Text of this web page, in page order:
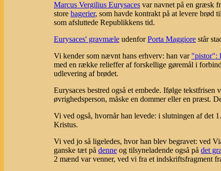
Marcus Vergilius Eurysaces var navnet på en græsk
store bagerier, som havde kontrakt på at levere brød
som afsluttede Republikkens tid.
Eurysaces' gravmæle udenforPorta Maggiore står
Vi kender som nævnt hans erhverv: han var "pistor":
med en række relieffer af forskellige gøremål i
udlevering af brødet.
Eurysaces bestred også et embede. Ifølge
øvrighedsperson, måske en dommer eller en præst.
Vi ved også, hvornår han levede: i slutningen af det
Kristus.
Vi ved jo så ligeledes, hvor han blev begravet: ved
ganske tæt på denne og tilsyneladende også på det
2 mænd var venner, ved vi fra et indskriftsfragment